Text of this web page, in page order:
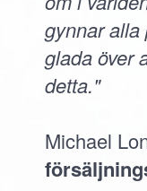
gynnar alla
glada över
detta."
Michael